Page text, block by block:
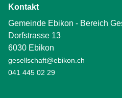
Kontakt
Gemeinde Ebikon - Bereich
Dorfstrasse 13
6030 Ebikon
gesellschaft@ebikon.ch
041 445 02 29